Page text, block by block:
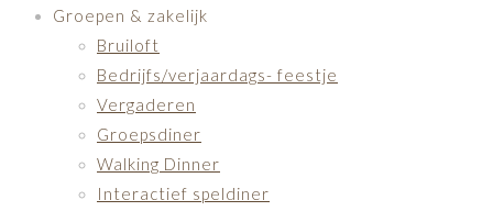
Groepen & zakelijk
Bruiloft
Bedrijfs/verjaardags- feestje
Vergaderen
Groepsdiner
Walking Dinner
Interactief speldiner